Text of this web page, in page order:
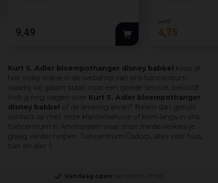
9,49
9, 49
4,75
Kurt S. Adler bloempothanger disney babbel koop je
hier veilig online in de webshop van ons tuincentrum
waarbij wij garant staan voor een goede service, beloofd!
Heb jij nog vragen over Kurt S. Adler bloempothanger
disney babbel of de levering ervan? Neem dan gerust
contact op met onze klantenservice of kom langs in ons
tuincentrum in Amsterdam waar onze medewerkers je
graag verder helpen. Tuincentrum Osdorp, alles voor huis,
tuin en dier :)
Vandaag open van 10:00 17:00